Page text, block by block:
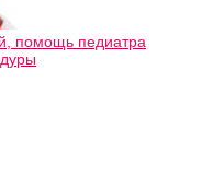
помощь педиатра